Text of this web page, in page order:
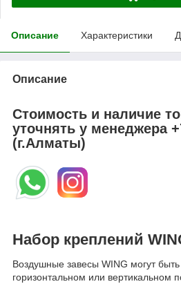
Описание Характеристики
Описание
Стоимость и наличие
уточнять у менеджера
(г.Алматы)
Набор креплений
Воздушные завесы WING могут
горизонтальном или вертикальном